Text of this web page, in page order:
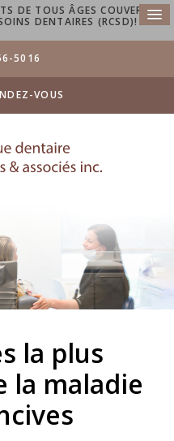
DE TOUS ÂGES COUVERTS
DENTAIRES (RCSD)!
5016
VOUS
la plus
la maladie